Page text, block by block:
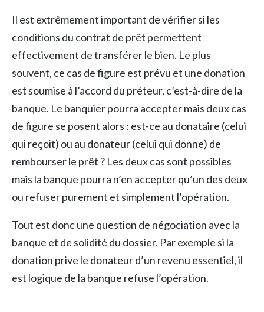
Il est extrêmement important de vérifier si les
conditions du contrat de prêt permettent
effectivement de transférer le bien. Le plus
souvent, ce cas de figure est prévu et une donation
est soumise à l’accord du préteur, c’est-à-dire de la
banque. Le banquier pourra accepter mais deux cas
de figure se posent alors : est-ce au donataire (celui
qui reçoit) ou au donateur (celui qui donne) de
rembourser le prêt ? Les deux cas sont possibles
mais la banque pourra n’en accepter qu’un des deux
ou refuser purement et simplement l’opération.
Tout est donc une question de négociation avec la
banque et de solidité du dossier. Par exemple si la
donation prive le donateur d’un revenu essentiel, il
est logique de la banque refuse l’opération.